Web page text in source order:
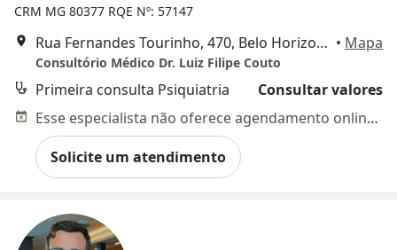
CRM MG 80377 RQE Nº: 57147
Rua Fernandes Tourinho, 470, Belo Horizonte • Mapa
Consultório Médico Dr. Luiz Filipe Couto
Primeira consulta Psiquiatria
Consultar valores
Esse especialista não oferece agendamento online para esse endereço.
Solicite um atendimento